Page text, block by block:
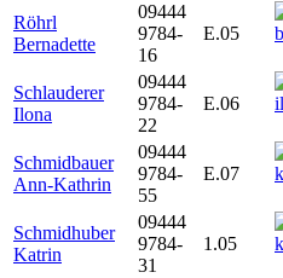
Röhrl
Bernadette
09444
9784-
16
E.05
Schlauderer
Ilona
09444
9784-
22
E.06
Schmidbauer
Ann-Kathrin
09444
9784-
55
E.07
Schmidhuber
Katrin
09444
9784-
31
1.05